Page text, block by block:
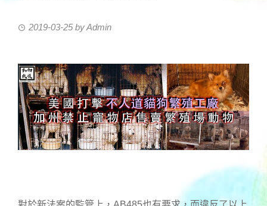
2019-03-25byAdmin